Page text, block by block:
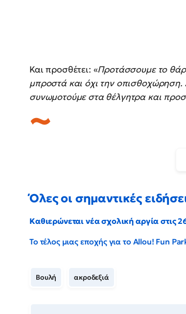
Και προσθέτει: «Προτάσσουμε το
μπροστά και όχι την οπισθοχώρηση.
συνωμοτούμε στα θέλγητρα και
Όλες οι σημαντικές
Καθιερώνεται νέα σχολική αργία στις
Το τέλος μιας εποχής για το Allou! Fun
Βουλή ακροδεξιά